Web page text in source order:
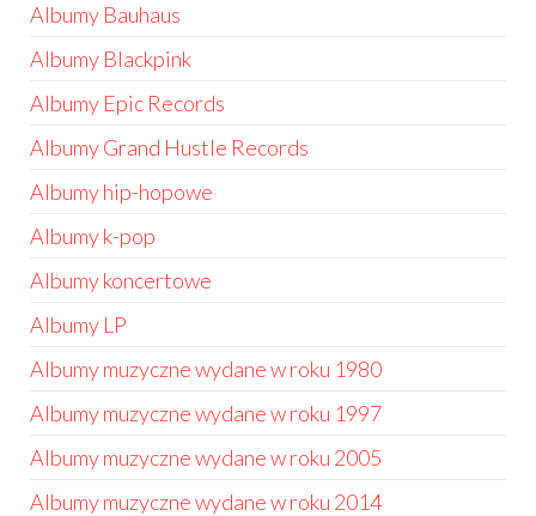
Albumy Bauhaus
Albumy Blackpink
Albumy Epic Records
Albumy Grand Hustle Records
Albumy hip-hopowe
Albumy k-pop
Albumy koncertowe
Albumy LP
Albumy muzyczne wydane w roku 1980
Albumy muzyczne wydane w roku 1997
Albumy muzyczne wydane w roku 2005
Albumy muzyczne wydane w roku 2014